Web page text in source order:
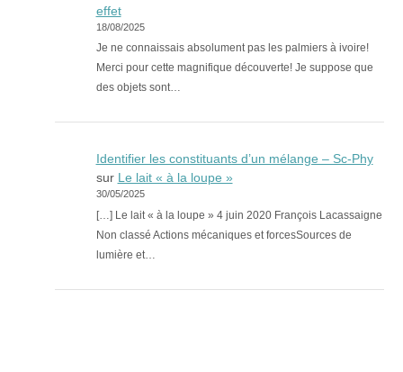
effet
18/08/2025
Je ne connaissais absolument pas les palmiers à ivoire!
Merci pour cette magnifique découverte! Je suppose que
des objets sont…
Identifier les constituants d’un mélange – Sc-Phy
sur Le lait « à la loupe »
30/05/2025
[…] Le lait « à la loupe » 4 juin 2020 François Lacassaigne
Non classé Actions mécaniques et forcesSources de
lumière et…